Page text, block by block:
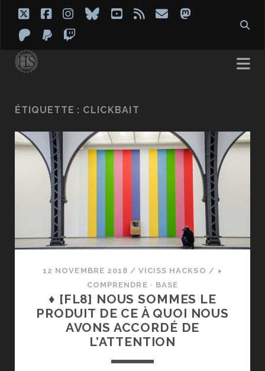
twitterfacebook
instagram
blueskyyoutube
rss emailmastodon
patreon
paypal
ÉTIQUETTE : CLICKBAIT
12 NOVEMBRE 2018 /VICISS HACKSO / ⬧
COMPRENDRE · BASE
♦ [FL8] NOUS SOMMES LE
PRODUIT DE CE À QUOI NOUS
AVONS ACCORDÉ DE
L’ATTENTION